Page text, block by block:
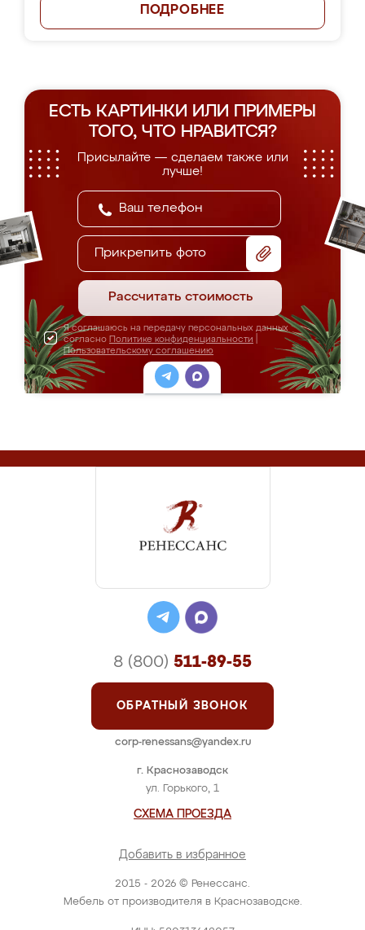
ПОДРОБНЕЕ
ЕСТЬ КАРТИНКИ ИЛИ ПРИМЕРЫ
ТОГО, ЧТО НРАВИТСЯ?
Присылайте — сделаем также или
лучше!
Прикрепить фото
Рассчитать стоимость
Я соглашаюсь на передачу персональных данных
согласно Политике конфиденциальности
Пользовательскому соглашению
2015 - 2026 © Ренессанс.
Мебель от производителя в Краснозаводске.
г. Краснозаводск
ул. Горького, 1
СХЕМА ПРОЕЗДА
Добавить в избранное
8 (800) 511-89-55
ОБРАТНЫЙ ЗВОНОК
corp-renessans@yandex.ru